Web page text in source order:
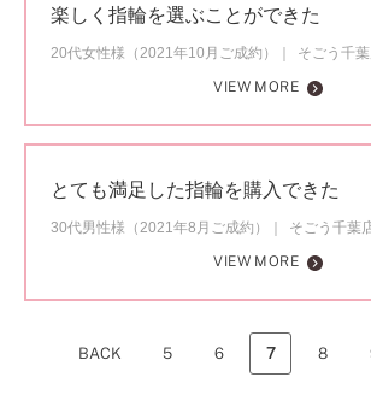
楽しく指輪を選ぶことができた
20代女性様（2021年10月ご成約）
そごう千
VIEW MORE
とても満足した指輪を購入できた
30代男性様（2021年8月ご成約）
そごう千葉
VIEW MORE
BACK 5 6 7 8